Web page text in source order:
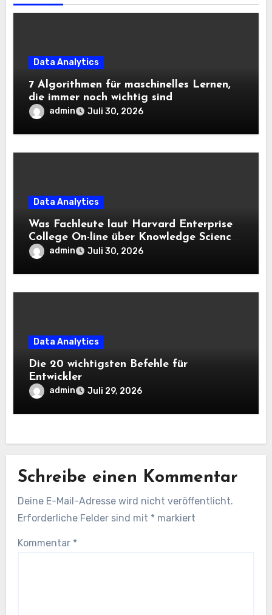
Data Analytics
7 Algorithmen für maschinelles Lernen,
die immer noch wichtig sind
admin Juli 30, 2026
Data Analytics
Was Fachleute laut Harvard Enterprise
College On-line über Knowledge Science
und KI wissen sollten
admin Juli 30, 2026
Data Analytics
Die 20 wichtigsten Befehle für
Entwickler
admin Juli 29, 2026
Schreibe einen Kommentar
Deine E-Mail-Adresse wird nicht veröffentlicht.
Erforderliche Felder sind mit * markiert
Kommentar *